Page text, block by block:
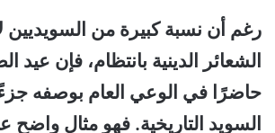
رغم أن نسبة كبيرة من السويديين
الشعائر الدينية بانتظام، فإن عيد
حاضرًا في الوعي العام بوصفه
السويد التاريخية. فهو مثال